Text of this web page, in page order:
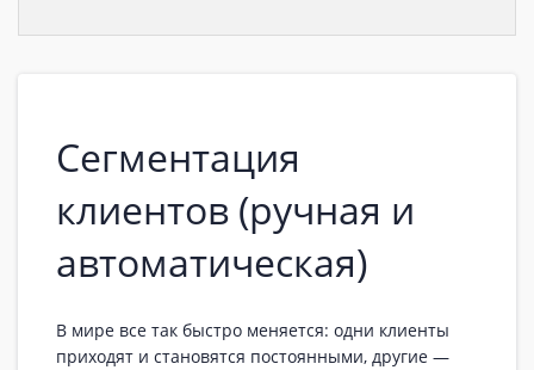
Сегментация
клиентов (ручная и
автоматическая)
В мире все так быстро меняется: одни клиенты
приходят и становятся постоянными, другие —